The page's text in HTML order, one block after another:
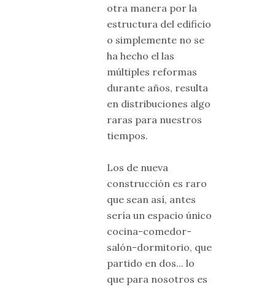
otra manera por la
estructura del edificio
o simplemente no se
ha hecho el las
múltiples reformas
durante años, resulta
en distribuciones algo
raras para nuestros
tiempos.
Los de nueva
construcción es raro
que sean así, antes
sería un espacio único
cocina-comedor-
salón-dormitorio, que
partido en dos... lo
que para nosotros es